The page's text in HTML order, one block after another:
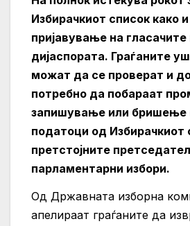
Избирачкиот список како и
пријавување на гласачите
дијаспората. Граѓаните
можат да се проверат и
потребно да побараат
запишување или бришење
податоци од Избирачкиот
претстојните
парламентарни избори.
Од Државната изборна
апелираат граѓаните да